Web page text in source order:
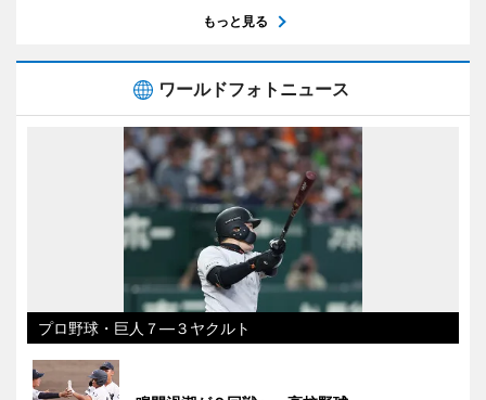
もっと見る
ワールドフォトニュース
プロ野球・巨人７―３ヤクルト